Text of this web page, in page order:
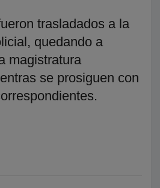
trasladados a la
quedando a
magistratura
se prosiguen con